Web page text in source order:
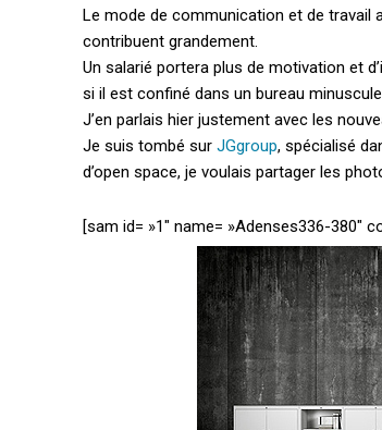
Le mode de communication et de travail
contribuent grandement.
Un salarié portera plus de motivation et
si il est confiné dans un bureau
J’en parlais hier justement avec les
Je suis tombé sur JGgroup, spécialisé
d’open space, je voulais partager les
[sam id= »1″ name= »Adenses336-380″